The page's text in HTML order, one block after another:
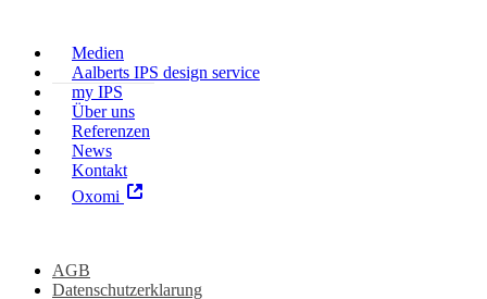
Medien
Aalberts IPS design service
my IPS
Über uns
Referenzen
News
Kontakt
Oxomi
AGB
Datenschutzerklarung